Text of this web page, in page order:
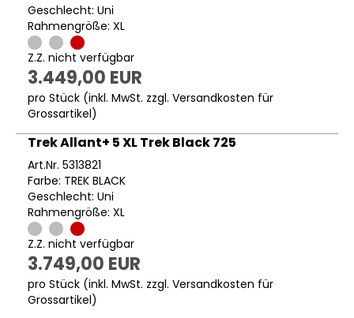
Geschlecht: Uni
Rahmengröße: XL
Z.Z. nicht verfügbar
3.449,00 EUR
pro Stück (inkl. MwSt. zzgl. Versandkosten für
Grossartikel)
Trek Allant+ 5 XL Trek Black 725
Art.Nr. 5313821
Farbe: TREK BLACK
Geschlecht: Uni
Rahmengröße: XL
Z.Z. nicht verfügbar
3.749,00 EUR
pro Stück (inkl. MwSt. zzgl. Versandkosten für
Grossartikel)